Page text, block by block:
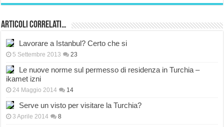
Articoli correlati…
Lavorare a Istanbul? Certo che si
5 Settembre 2013 23
Le nuove norme sul permesso di residenza in Turchia –
ikamet izni
24 Maggio 2014 14
Serve un visto per visitare la Turchia?
3 Aprile 2014 8